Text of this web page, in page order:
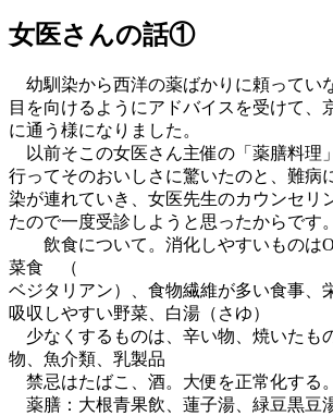
女医さんの話①
幼馴染から西洋の薬ばかりに頼ってい
目を向けるようにアドバイスを受けて、
に通う様になりました。
以前そこの女医さん主催の「薬膳料理
行ってそのおいしさに驚いたのと、難病
染が連れていき、女医先生のカウンセリ
たので一度受診しようと思ったからです。
飲食について。消化しやすいものは
菜食 （
ベジタリアン）、食物繊維が多い食事、
吸収しやすい野菜、白湯（さゆ）
少なくするものは、辛い物、焼いたも
物、魚介類、乳製品
禁忌はたばこ、酒。大便を正常化する。
薬膳：大根青果飲、蓮子湯、緑豆黒豆